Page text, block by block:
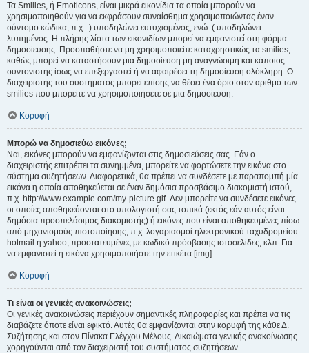
Τα Smilies, ή Emoticons, είναι μικρά εικονίδια τα οποία μπορούν να
χρησιμοποιηθούν για να εκφράσουν συναίσθημα χρησιμοποιώντας έναν
σύντομο κώδικα, π.χ. :) υποδηλώνει ευτυχισμένος, ενώ :( υποδηλώνει
λυπημένος. Η πλήρης λίστα των εικονιδίων μπορεί να εμφανιστεί στη φόρμα
δημοσίευσης. Προσπαθήστε να μη χρησιμοποιείτε καταχρηστικώς τα smilies,
καθώς μπορεί να καταστήσουν μια δημοσίευση μη αναγνώσιμη και κάποιος
συντονιστής ίσως να επεξεργαστεί ή να αφαιρέσει τη δημοσίευση ολόκληρη. Ο
διαχειριστής του συστήματος μπορεί επίσης να θέσει ένα όριο στον αριθμό των
smilies που μπορείτε να χρησιμοποιήσετε σε μια δημοσίευση.
Κορυφή
Μπορώ να δημοσιεύω εικόνες;
Ναι, εικόνες μπορούν να εμφανίζονται στις δημοσιεύσεις σας. Εάν ο
διαχειριστής επιτρέπει τα συνημμένα, μπορείτε να φορτώσετε την εικόνα στο
σύστημα συζητήσεων. Διαφορετικά, θα πρέπει να συνδέσετε με παραπομπή μία
εικόνα η οποία αποθηκεύεται σε έναν δημόσια προσβάσιμο διακομιστή ιστού,
π.χ. http://www.example.com/my-picture.gif. Δεν μπορείτε να συνδέσετε εικόνες
οι οποίες αποθηκεύονται στο υπολογιστή σας τοπικά (εκτός εάν αυτός είναι
δημόσια προσπελάσιμος διακομιστής) ή εικόνες που είναι αποθηκευμένες πίσω
από μηχανισμούς πιστοποίησης, π.χ. λογαριασμοί ηλεκτρονικού ταχυδρομείου
hotmail ή yahoo, προστατευμένες με κωδικό πρόσβασης ιστοσελίδες, κλπ. Για
να εμφανιστεί η εικόνα χρησιμοποιήστε την ετικέτα [img].
Κορυφή
Τι είναι οι γενικές ανακοινώσεις;
Οι γενικές ανακοινώσεις περιέχουν σημαντικές πληροφορίες και πρέπει να τις
διαβάζετε όποτε είναι εφικτό. Αυτές θα εμφανίζονται στην κορυφή της κάθε Δ.
Συζήτησης και στον Πίνακα Ελέγχου Μέλους. Δικαιώματα γενικής ανακοίνωσης
χορηγούνται από τον διαχειριστή του συστήματος συζητήσεων.